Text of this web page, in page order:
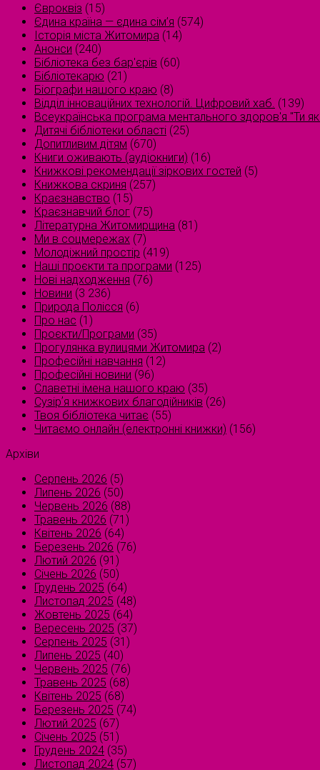
Євроквіз (15)
Єдина країна — єдина сім’я (574)
Історія міста Житомира (14)
Анонси (240)
Бібліотека без бар'єрів (60)
Бібліотекарю (21)
Біографи нашого краю (8)
Відділ інноваційних технологій. Цифровий хаб. (139)
Всеукраїнська програма ментального здоров'я "Ти
Дитячі бібліотеки області (25)
Допитливим дітям (670)
Книги оживають (аудіокниги) (16)
Книжкові рекомендації зіркових гостей (5)
Книжкова скриня (257)
Краєзнавство (15)
Краєзнавчий блог (75)
Літературна Житомирщина (81)
Ми в соцмережах (7)
Молодіжний простір (419)
Наші проєкти та програми (125)
Нові надходження (76)
Новини (3 236)
Природа Полісся (6)
Про нас (1)
Проєкти/Програми (35)
Прогулянка вулицями Житомира (2)
Професійні навчання (12)
Професійні новини (96)
Славетні імена нашого краю (35)
Сузірʼя книжкових благодійників (26)
Твоя бібліотека читає (55)
Читаємо онлайн (електронні книжки) (156)
Архіви
Серпень 2026 (5)
Липень 2026 (50)
Червень 2026 (88)
Травень 2026 (71)
Квітень 2026 (64)
Березень 2026 (76)
Лютий 2026 (91)
Січень 2026 (50)
Грудень 2025 (64)
Листопад 2025 (48)
Жовтень 2025 (64)
Вересень 2025 (37)
Серпень 2025 (31)
Липень 2025 (40)
Червень 2025 (76)
Травень 2025 (68)
Квітень 2025 (68)
Березень 2025 (74)
Лютий 2025 (67)
Січень 2025 (51)
Грудень 2024 (35)
Листопад 2024 (57)